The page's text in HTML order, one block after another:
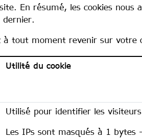
En résumé, les cookies
dernier.
à tout moment revenir sur votre
Utilité du cookie
Utilisé pour identifier les
Les IPs sont masqués à 1